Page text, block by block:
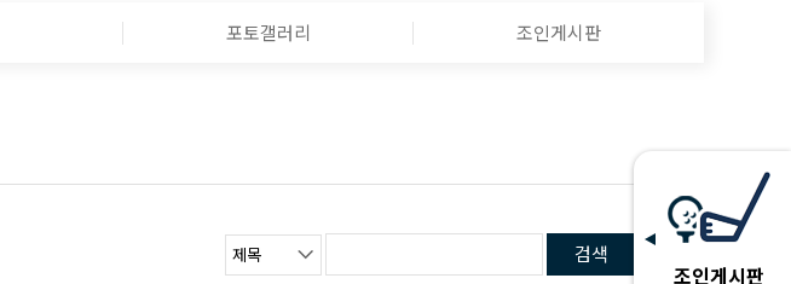
조인게시판
포토갤러리 조인게시판
검색